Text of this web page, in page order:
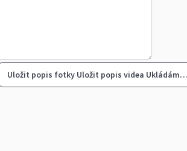
Uložit popis fotky Uložit popis videa